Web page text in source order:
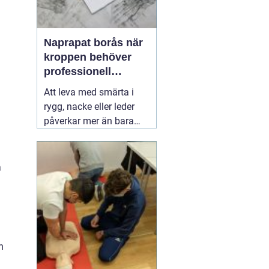
Naprapat borås när
kroppen behöver
professionell
manuell behandling
Att leva med smärta i
rygg, nacke eller leder
påverkar mer än bara
sämre, humöret sjunker
och vardagssaker som
att bära matkassar eller
leka med barnen känns
tunga. Här kan en
03 juli
2026